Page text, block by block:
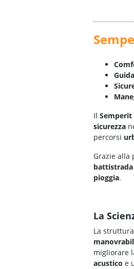
Il
sicurezza
percorsi
Grazie alla
battistrada
pioggia.
La
La
migliorare
acustico e